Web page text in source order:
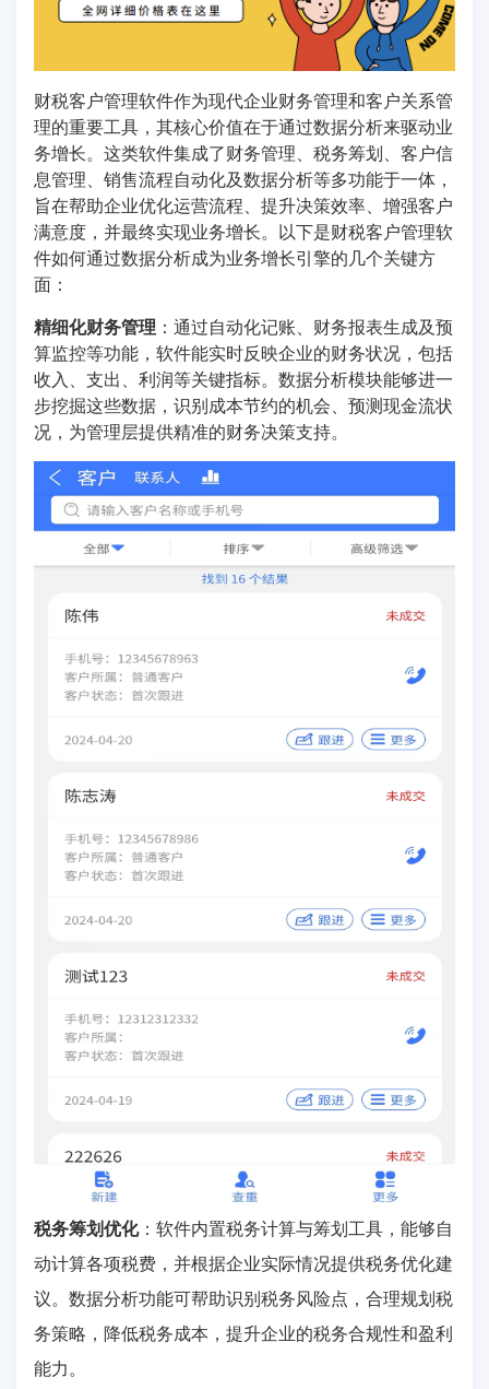
财税客户管理软件作为现代企业财务管理和客户关系管
理的重要工具，其核心价值在于通过数据分析来驱动业
务增长。这类软件集成了财务管理、税务筹划、客户信
息管理、销售流程自动化及数据分析等多功能于一体，
旨在帮助企业优化运营流程、提升决策效率、增强客户
满意度，并最终实现业务增长。以下是财税客户管理软
件如何通过数据分析成为业务增长引擎的几个关键方
面：
精细化财务管理 ：通过自动化记账、财务报表生成及预
算监控等功能，软件能实时反映企业的财务状况，包括
收入、支出、利润等关键指标。数据分析模块能够进一
步挖掘这些数据，识别成本节约的机会、预测现金流状
况，为管理层提供精准的财务决策支持。
税务筹划优化：软件内置税务计算与筹划工具，能够自
动计算各项税费，并根据企业实际情况提供税务优化建
议。数据分析功能可帮助识别税务风险点，合理规划税
务策略，降低税务成本，提升企业的税务合规性和盈利
能力。